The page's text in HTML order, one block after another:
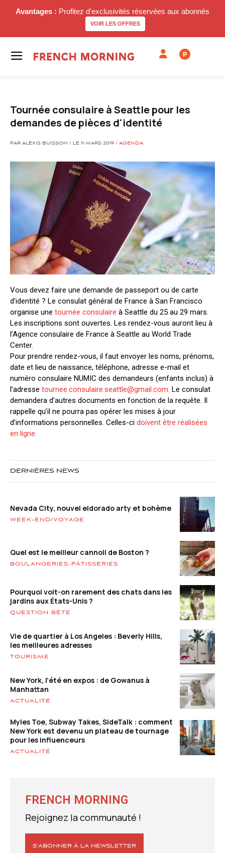
Avantages : Profitez d'exclusivités réservées aux abonnés
VOIR LES OFFRES
P
Tournée consulaire à Seattle pour les
demandes de pièces d'identité
PAR ALEXIS BUISSON / LE 11 MARS 2019 / AGENDA
Vous devez faire une demande de passeport ou de carte
d’identité ? Le consulat général de France à San Francisco
organise une tournée consulaire à Seattle du 25 au 29 mars.
Les inscriptions sont ouvertes. Les rendez-vous auront lieu à
l’Agence consulaire de France à Seattle au World Trade
Center.
Pour prendre rendez-vous, il faut envoyer les noms, prénoms,
date et lieu de naissance, téléphone, adresse e-mail et
numéro consulaire NUMIC des demandeurs (enfants inclus) à
l’adresse tournee.consulaire.seattle@gmail.com. Le consulat
demandera d’autres documents en fonction de la requête. Il
rappelle qu’il ne pourra pas opérer les mises à jour
d’informations personnelles. Celles-ci doivent être réalisées
en ligne.
DERNIÈRES NEWS
Nevada City, nouvel eldorado arty et bohème
WEEK-END/VOYAGE
Quel est le meilleur cannoli de Boston ?
BOULANGERIES-PÂTISSERIES
Pourquoi voit-on rarement des chats dans les
jardins aux États-Unis ?
QUESTION BÊTE
Vie de quartier à Los Angeles : Beverly Hills,
les meilleures adresses
TOURISME
New York, l’été en expos : de Gowanus à
Manhattan
ACTUALITÉ
Myles Toe, Subway Takes, SideTalk : comment
New York est devenu un plateau de tournage
pour les influenceurs
ACTUALITÉ
FRENCH MORNING
Rejoignez la communauté !
S’ABONNER À LA NEWSLETTER